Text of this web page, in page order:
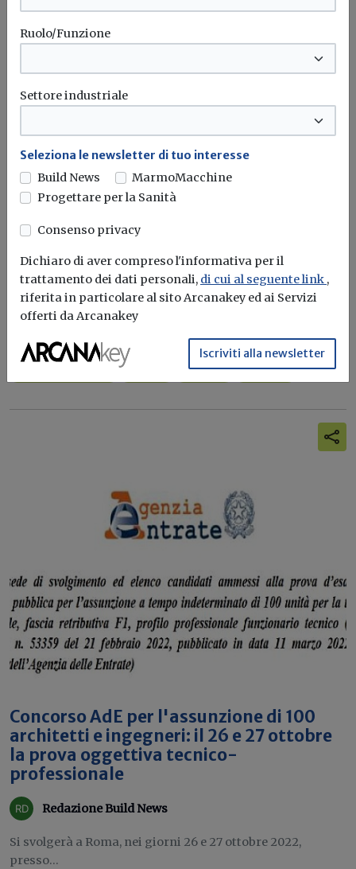
Assunzione 100 funzionari tecnici, due
avvisi dall'Agenzia delle entrate
Redazione Build News
Gli ammessi dovranno presentarsi a Roma il 26 o 27
ottobre 2022,...
Concorso AdE per l'assunzione di 100
architetti e ingegneri: il 26 e 27 ottobre
la prova oggettiva tecnico-
professionale
Redazione Build News
Si svolgerà a Roma, nei giorni 26 e 27 ottobre 2022,
presso...
Ruolo/Funzione
Settore industriale
Seleziona le newsletter di tuo interesse
Build News
MarmoMacchine
Progettare per la Sanità
Consenso privacy
Dichiaro di aver compreso l'informativa per il
trattamento dei dati personali, di cui al seguente link ,
riferita in particolare al sito Arcanakey ed ai Servizi
offerti da Arcanakey
Iscriviti alla newsletter